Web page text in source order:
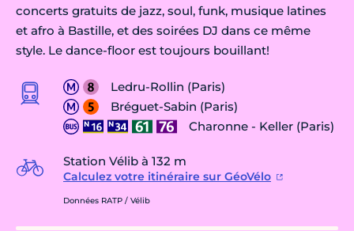
concerts gratuits de jazz, soul, funk, musique latines
et afro à Bastille, et des soirées DJ dans ce même
style. Le dance-floor est toujours bouillant!
Ledru-Rollin (Paris)
Bréguet-Sabin (Paris)
Charonne - Keller (Paris)
Station Vélib à 132 m
Calculez votre itinéraire sur GéoVélo
Données RATP / Vélib